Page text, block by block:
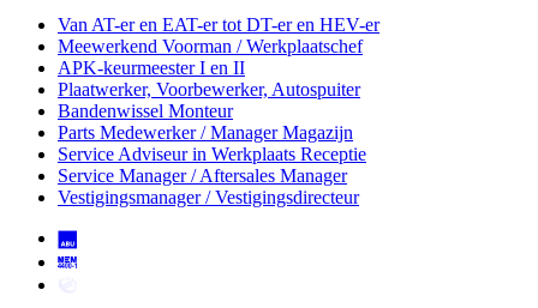
Van AT-er en EAT-er tot DT-er en HEV-er
Meewerkend Voorman / Werkplaatschef
APK-keurmeester I en II
Plaatwerker, Voorbewerker, Autospuiter
Bandenwissel Monteur
Parts Medewerker / Manager Magazijn
Service Adviseurin Werkplaats Receptie
Service Manager / Aftersales Manager
Vestigingsmanager / Vestigingsdirecteur